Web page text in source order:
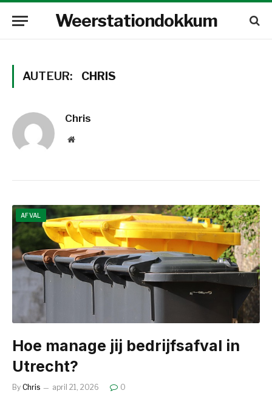
Weerstationdokkum
AUTEUR: CHRIS
Chris
Website
AFVAL
Hoe manage jij bedrijfsafval in
Utrecht?
By Chris april 21, 2026 0